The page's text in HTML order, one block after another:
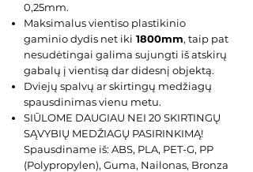
0,25mm.
Maksimalus vientiso plastikinio
gaminio dydis net iki 1800mm, taip pat
nesudėtingai galima sujungti iš atskirų
gabalų į vientisą dar didesnį objektą.
Dviejų spalvų ar skirtingų medžiagų
spausdinimas vienu metu.
SIŪLOME DAUGIAU NEI 20 SKIRTINGŲ
SĄVYBIŲ MEDŽIAGŲ PASIRINKIMĄ!
Spausdiname iš: ABS, PLA, PET-G, PP
(Polypropylen), Guma, Nailonas, Bronza